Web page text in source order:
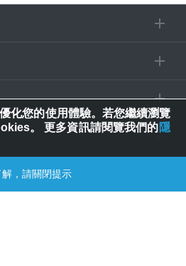
Tech. Inc. All Rights Reserved.
化您的使用體驗。若您繼續瀏覽
。 更多資訊請閱覽我們的隱
解，請關閉提示